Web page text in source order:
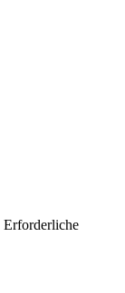
Erforderliche